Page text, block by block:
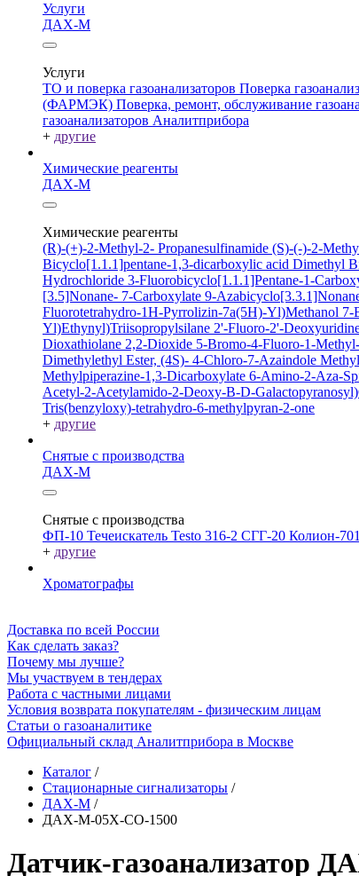
Услуги
ДАХ-М
Услуги
ТО и поверка газоанализаторов Поверка
(ФАРМЭК) Поверка, ремонт, обслуживание
газоанализаторов Аналитприбора
+ другие
Химические реагенты
ДАХ-М
Химические реагенты
(R)-(+)-2-Methyl-2- Propanesulfinamide (S)-(-)-2-
Bicyclo[1.1.1]pentane-1,3-dicarboxylic acid Dimethyl
Hydrochloride 3-Fluorobicyclo[1.1.1]Pentane-1-
[3.5]Nonane- 7-Carboxylate 9-
Fluorotetrahydro-1H-Pyrrolizin-7a(5H)-Yl)Methanol 7-
Yl)Ethynyl)Triisopropylsilane 2'-Fluoro-2'-
Dioxathiolane 2,2-Dioxide 5-Bromo-4-Fluoro-1-
Dimethylethyl Ester, (4S)- 4-Chloro-7-Azaindole
Methylpiperazine-1,3-Dicarboxylate 6-Amino-2-Aza-
Acetyl-2-Acetylamido-2-Deoxy-B-D-
Tris(benzyloxy)-tetrahydro-6-methylpyran-2-one
+ другие
Снятые с производства
ДАХ-М
Снятые с производства
ФП-10 Течеискатель Testo 316-2 СГГ-20 Колион-701
+ другие
Хроматографы
Доставка по всей России
Как сделать заказ?
Почему мы лучше?
Мы участвуем в тендерах
Работа с частными лицами
Условия возврата покупателям - физическим лицам
Статьи о газоаналитике
Официальный склад Аналитприбора в Москве
Каталог /
Стационарные сигнализаторы /
ДАХ-М /
ДАХ-М-05Х-CO-1500
Датчик-газоанализатор